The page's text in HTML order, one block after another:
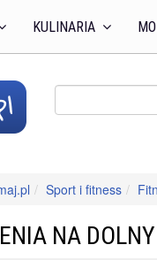
KULINARIA
Sport i fitness
NA